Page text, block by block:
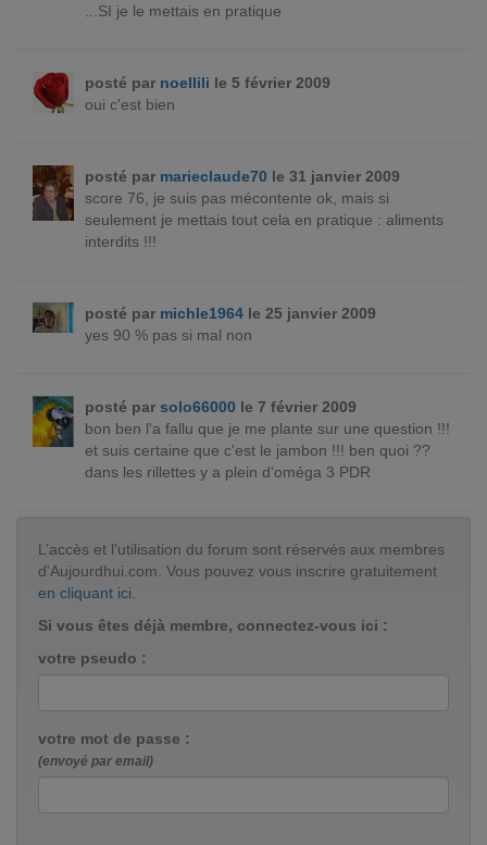
...SI je le mettais en pratique
posté par noellili le 5 février 2009
oui c'est bien
posté par marieclaude70 le 31 janvier 2009
score 76, je suis pas mécontente ok, mais si
seulement je mettais tout cela en pratique : aliments
interdits !!!
posté par michle1964le 25 janvier 2009
yes 90 % pas si mal non
posté par solo66000 le 7 février 2009
bon ben l'a fallu que je me plante sur une question !!!
et suis certaine que c'est le jambon !!! ben quoi ??
dans les rillettes y a plein d'oméga 3 PDR
L’accès et l’utilisation du forum sont réservés aux membres
d'Aujourdhui.com. Vous pouvez vous inscrire gratuitement
en cliquant ici
Si vous êtes déjà membre, connectez-vous ici :
votre pseudo :
votre mot de passe :
(envoyé par email)